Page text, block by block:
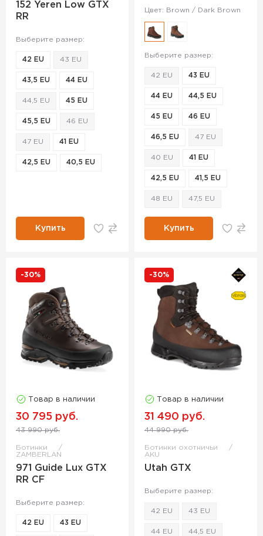
152 Yeren Low GTX
RR
Выберите размер:
42 EU 43 EU
43,5 EU 44 EU
44,5 EU 45 EU
45,5 EU 46 EU
47 EU 41 EU
42,5 EU 40,5 EU
Купить
Цвет: Brown / Dark Brown
Выберите размер:
42 EU 43 EU
44 EU 44,5 EU
45 EU 46 EU
46,5 EU 47 EU
40 EU 41 EU
42,5 EU 41,5 EU
48 EU 47,5 EU
Купить
-30%
Товар в наличии
30 795 руб.
43 990 руб.
Ботинки
ZAMBERLAN
971 Guide Lux GTX
RR CF
Выберите размер:
42 EU 43 EU
-30%
Товар в наличии
31 490 руб.
44 990 руб.
Ботинки охотничьи
AKU
Utah GTX
Выберите размер:
42 EU 43 EU
44 EU 44,5 EU